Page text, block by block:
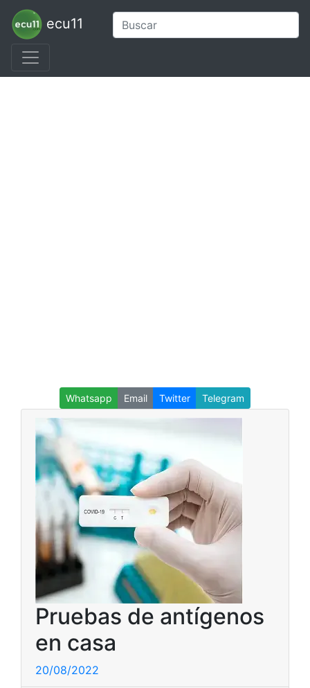
ecu11
Whatsapp Email Twitter Telegram
Pruebas de antígenos
en casa
20/08/2022